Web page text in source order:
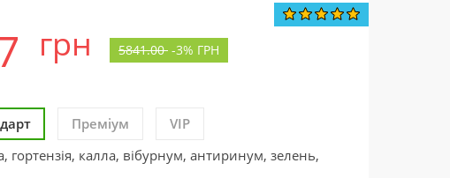
грн 5841.00 -3% ГРН
Преміум VIP
гортензія, калла, вібурнум, антиринум, зелень,